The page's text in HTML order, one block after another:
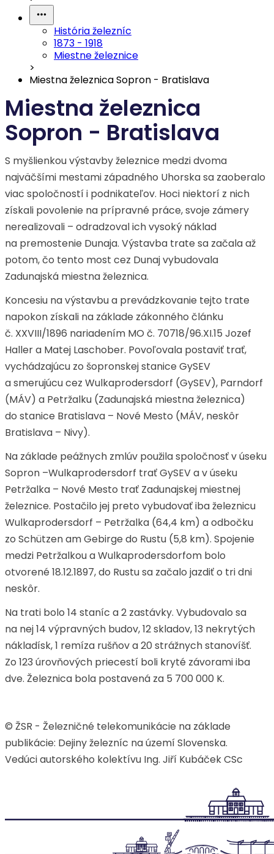
História železníc
1873 - 1918
Miestne železnice
>
Miestna železnica Sopron - Bratislava
Miestna železnica
Sopron - Bratislava
S myšlienkou výstavby železnice medzi dvoma
najväčšími mestami západného Uhorska sa zaoberalo
viac spoločností i podnikateľov. Hoci niektorí z nich
získali povolenie na prípravné práce, svoje zámery
nerealizovali – odradzoval ich vysoký náklad
na premostenie Dunaja. Výstavba trate sa začala až
potom, čo tento most cez Dunaj vybudovala
Zadunajská miestna železnica.
Koncesiu na výstavbu a prevádzkovanie tejto trate
napokon získali na základe zákonného článku
č. XXVIII/1896 nariadením MO č. 70718/96.XI.15 Jozef
Haller a Matej Laschober. Povoľovala postaviť trať,
vychádzajúcu zo šopronskej stanice GySEV
a smerujúcu cez Wulkaprodersdorf (GySEV), Parndorf
(MÁV) a Petržalku (Zadunajská miestna železnica)
do stanice Bratislava – Nové Mesto (MÁV, neskôr
Bratislava – Nivy).
Na základe peážnych zmlúv použila spoločnosť v úseku
Sopron –Wulkaprodersdorf trať GySEV a v úseku
Petržalka – Nové Mesto trať Zadunajskej miestnej
železnice. Postačilo jej preto vybudovať iba železnicu
Wulkaprodersdorf – Petržalka (64,4 km) a odbočku
zo Schützen am Gebirge do Rustu (5,8 km). Spojenie
medzi Petržalkou a Wulkaprodersdorfom bolo
otvorené 18.12.1897, do Rustu sa začalo jazdiť o tri dni
neskôr.
Na trati bolo 14 staníc a 2 zastávky. Vybudovalo sa
na nej 14 výpravných budov, 12 skladov, 13 nekrytých
nákladísk, 1 remíza rušňov a 20 strážnych stanovíšť.
Zo 123 úrovňových priecestí boli kryté závorami iba
dve. Železnica bola postavená za 5 700 000 K.
© ŽSR - Železničné telekomunikácie na základe
publikácie: Dejiny železníc na území Slovenska.
Vedúci autorského kolektívu Ing. Jiří Kubáček CSc